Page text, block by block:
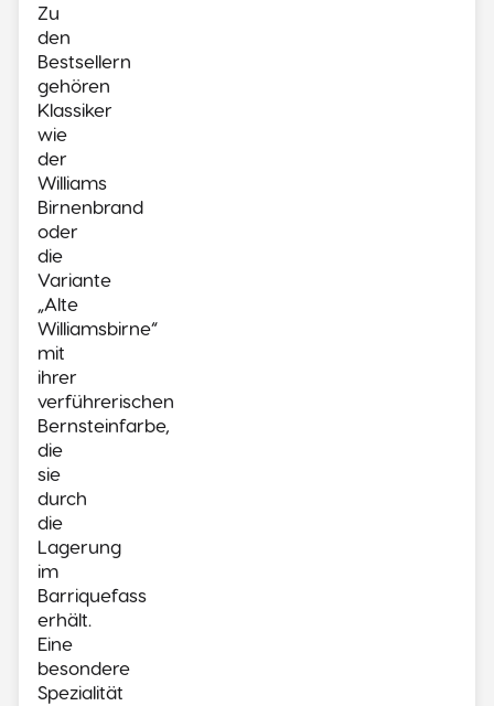
Zu
den
Bestsellern
gehören
Klassiker
wie
der
Williams
Birnenbrand
oder
die
Variante
„Alte
Williamsbirne“
mit
ihrer
verführerischen
Bernsteinfarbe,
die
sie
durch
die
Lagerung
im
Barriquefass
erhält.
Eine
besondere
Spezialität